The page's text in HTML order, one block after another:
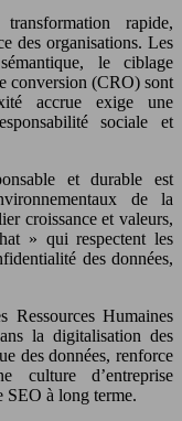
rapide,
des organisations. Les
le ciblage
conversion (CRO) sont
accrue exige une
sociale et
et durable est
de la
croissance et valeurs,
» qui respectent les
des données,
Ressources Humaines
la digitalisation des
des données, renforce
culture d’entreprise
SEO à long terme.